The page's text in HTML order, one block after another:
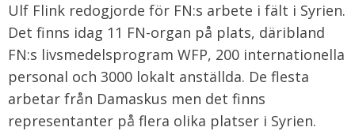
Ulf Flink redogjorde för FN:s arbete i fält i Syrien.
Det finns idag 11 FN-organ på plats, däribland
FN:s livsmedelsprogram WFP, 200 internationella
personal och 3000 lokalt anställda. De flesta
arbetar från Damaskus men det finns
representanter på flera olika platser i Syrien.